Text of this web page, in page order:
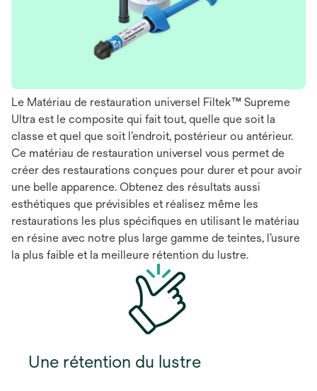
Le Matériau de restauration universel Filtek™ Supreme
Ultra est le composite qui fait tout, quelle que soit la
classe et quel que soit l’endroit, postérieur ou antérieur.
Ce matériau de restauration universel vous permet de
créer des restaurations conçues pour durer et pour avoir
une belle apparence. Obtenez des résultats aussi
esthétiques que prévisibles et réalisez même les
restaurations les plus spécifiques en utilisant le matériau
en résine avec notre plus large gamme de teintes, l’usure
la plus faible et la meilleure rétention du lustre.
Une rétention du lustre